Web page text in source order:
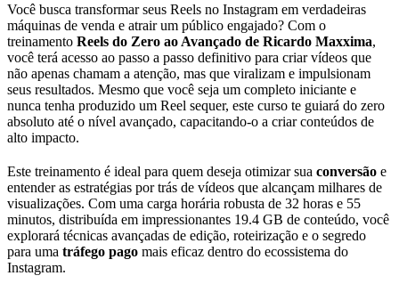
Você busca transformar seus Reels no Instagram em verdadeiras
máquinas de venda e atrair um público engajado? Com o
treinamento Reels do Zero ao Avançado de Ricardo Maxxima,
você terá acesso ao passo a passo definitivo para criar vídeos que
não apenas chamam a atenção, mas que viralizam e impulsionam
seus resultados. Mesmo que você seja um completo iniciante e
nunca tenha produzido um Reel sequer, este curso te guiará do zero
absoluto até o nível avançado, capacitando-o a criar conteúdos de
alto impacto.
Este treinamento é ideal para quem deseja otimizar sua conversão e
entender as estratégias por trás de vídeos que alcançam milhares de
visualizações. Com uma carga horária robusta de 32 horas e 55
minutos, distribuída em impressionantes 19.4 GB de conteúdo, você
explorará técnicas avançadas de edição, roteirização e o segredo
para uma tráfego pago mais eficaz dentro do ecossistema do
Instagram.